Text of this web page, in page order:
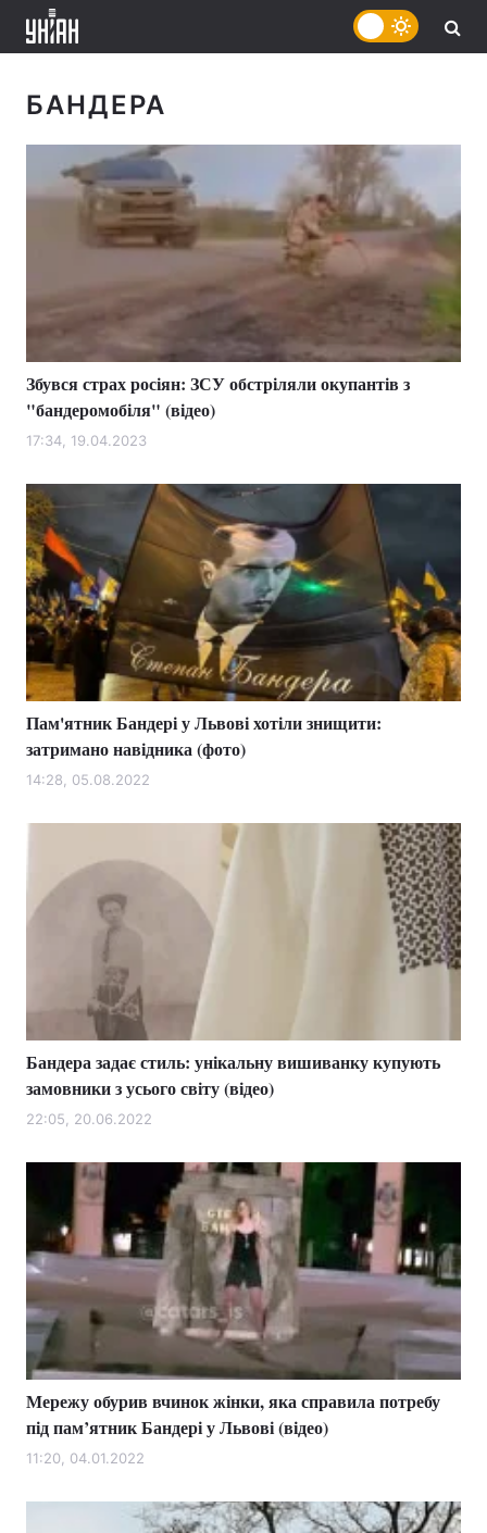
Головна Війна
Україна
Економіка Світ
Наука
Техно і зв'язок Лайт
Зброя Інциденти
Здоров'я Туризм
Цікавинки Погода
Екологія
Лонгріди
БАНДЕРА
Збувся страх росіян: ЗСУ обстріляли окупантів з
"бандеромобіля" (відео)
17:34, 19.04.2023
Пам'ятник Бандері у Львові хотіли знищити:
затримано навідника (фото)
14:28, 05.08.2022
Бандера задає стиль: унікальну вишиванку купують
замовники з усього світу (відео)
22:05, 20.06.2022
Мережу обурив вчинок жінки, яка справила потребу
під пам’ятник Бандері у Львові (відео)
11:20, 04.01.2022